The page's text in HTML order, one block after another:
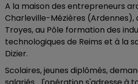
A la maison des entrepreneurs
Charleville-Mézières (Ardennes),
Troyes, au Pôle formation des
technologiques de Reims et à la
Dizier.
Scolaires, jeunes diplômés,